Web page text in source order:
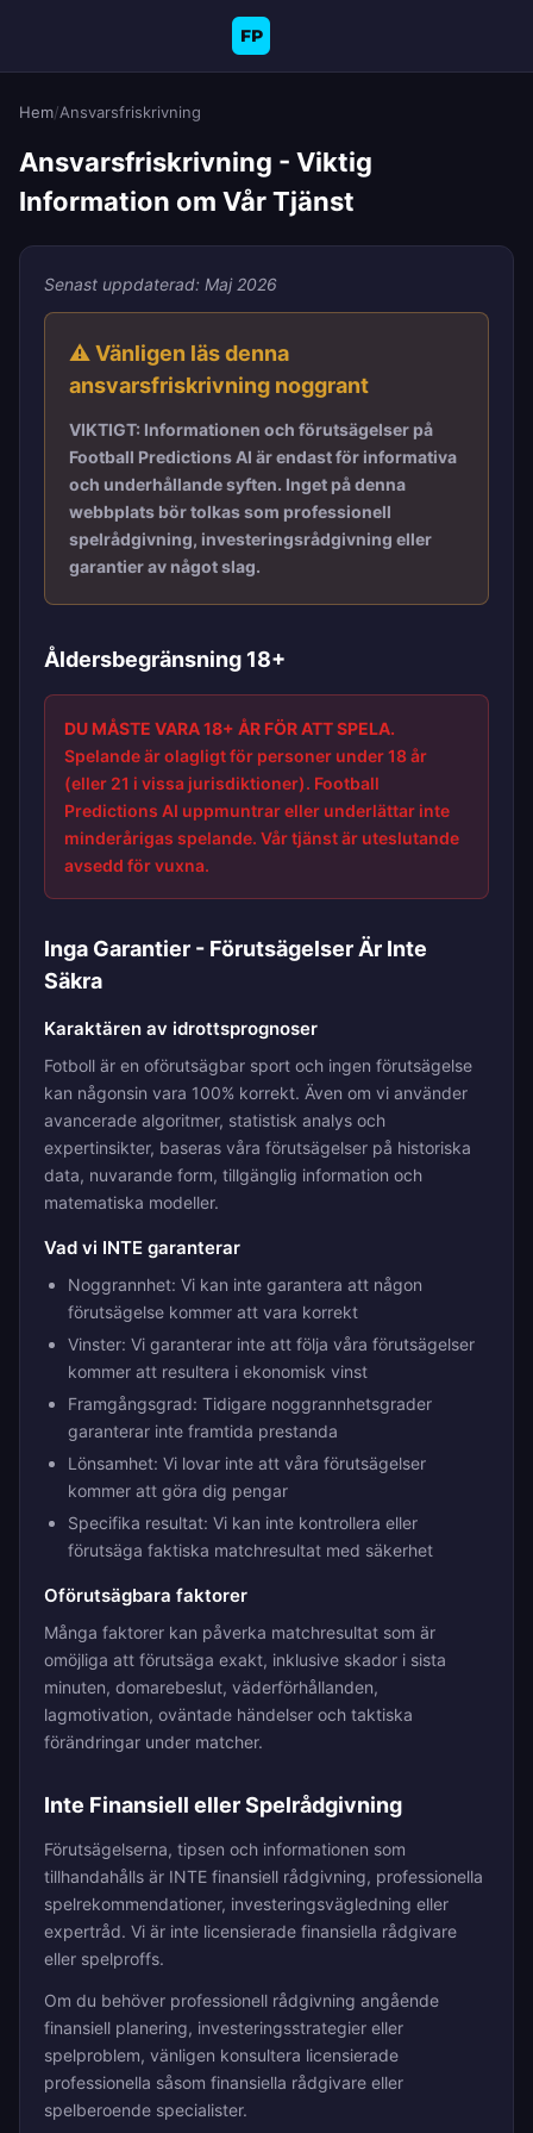
FP
Hem/Ansvarsfriskrivning
Ansvarsfriskrivning - Viktig
Information om Vår Tjänst
Senast uppdaterad: Maj 2026
⚠️ Vänligen läs denna
ansvarsfriskrivning noggrant
VIKTIGT: Informationen och förutsägelser på
Football Predictions AI är endast för informativa
och underhållande syften. Inget på denna
webbplats bör tolkas som professionell
spelrådgivning, investeringsrådgivning eller
garantier av något slag.
Åldersbegränsning 18+
DU MÅSTE VARA 18+ ÅR FÖR ATT SPELA.
Spelande är olagligt för personer under 18 år
(eller 21 i vissa jurisdiktioner). Football
Predictions AI uppmuntrar eller underlättar inte
minderårigas spelande. Vår tjänst är uteslutande
avsedd för vuxna.
Inga Garantier - Förutsägelser Är Inte
Säkra
Karaktären av idrottsprognoser
Fotboll är en oförutsägbar sport och ingen förutsägelse
kan någonsin vara 100% korrekt. Även om vi använder
avancerade algoritmer, statistisk analys och
expertinsikter, baseras våra förutsägelser på historiska
data, nuvarande form, tillgänglig information och
matematiska modeller.
Vad vi INTE garanterar
Noggrannhet: Vi kan inte garantera att någon
förutsägelse kommer att vara korrekt
Vinster: Vi garanterar inte att följa våra förutsägelser
kommer att resultera i ekonomisk vinst
Framgångsgrad: Tidigare noggrannhetsgrader
garanterar inte framtida prestanda
Lönsamhet: Vi lovar inte att våra förutsägelser
kommer att göra dig pengar
Specifika resultat: Vi kan inte kontrollera eller
förutsäga faktiska matchresultat med säkerhet
Oförutsägbara faktorer
Många faktorer kan påverka matchresultat som är
omöjliga att förutsäga exakt, inklusive skador i sista
minuten, domarebeslut, väderförhållanden,
lagmotivation, oväntade händelser och taktiska
förändringar under matcher.
Inte Finansiell eller Spelrådgivning
Förutsägelserna, tipsen och informationen som
tillhandahålls är INTE finansiell rådgivning, professionella
spelrekommendationer, investeringsvägledning eller
expertråd. Vi är inte licensierade finansiella rådgivare
eller spelproffs.
Om du behöver professionell rådgivning angående
finansiell planering, investeringsstrategier eller
spelproblem, vänligen konsultera licensierade
professionella såsom finansiella rådgivare eller
spelberoende specialister.